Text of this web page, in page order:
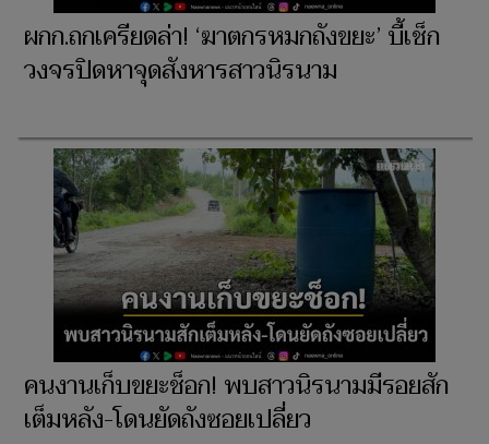
ผกก.ถกเครียดล่า! ‘ฆาตกรหมกถังขยะ’ บี้เช็ก
วงจรปิดหาจุดสังหารสาวนิรนาม
คนงานเก็บขยะช็อก! พบสาวนิรนามมีรอยสัก
เต็มหลัง-โดนยัดถังซอยเปลี่ยว